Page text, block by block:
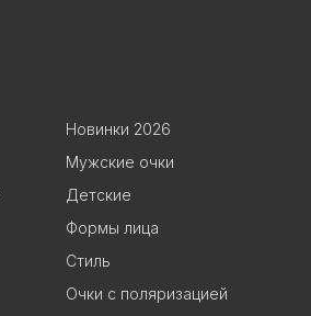
Новинки 2026
Мужские очки
Детские
Формы лица
Стиль
Очки с поляризацией